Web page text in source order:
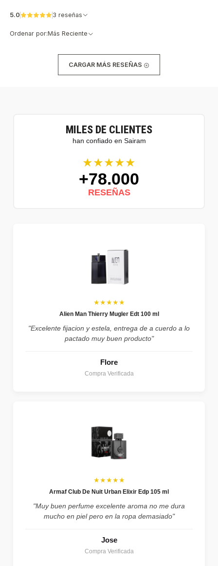
5.0 3 reseñas
Ordenar por:Más Reciente
CARGAR MÁS RESEÑAS
MILES DE CLIENTES
han confiado en Sairam
★★★★★
+78.000
RESEÑAS
★★★★★
Alien Man Thierry Mugler Edt 100 ml
"Excelente fijacion y estela, entrega de a cuerdo a lo
pactado muy buen producto"
Flore
Compra Verificada
★★★★★
Armaf Club De Nuit Urban Elixir Edp 105 ml
"Muy buen perfume excelente aroma no me dura
mucho en piel pero en la ropa demasiado"
Jose
Compra Verificada